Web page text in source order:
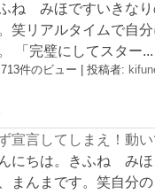
ね みほですいきなり
笑リアルタイムで自
「完璧にしてスター...
713件のビュー |投稿者:
宣言してしまえ！動い
にちは。きふね み
まんまです。笑自分